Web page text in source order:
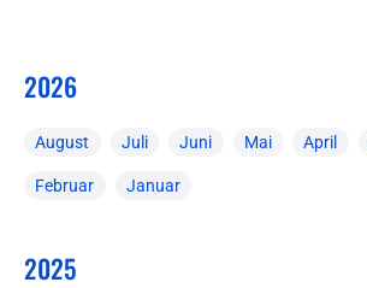
2026
August Juli Juni Mai April
Februar Januar
2025